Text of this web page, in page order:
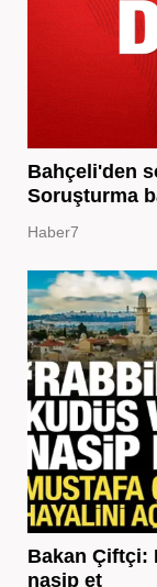
Bahçeli'den
Soruşturma
Haber7
Bakan Çiftçi:
nasip et